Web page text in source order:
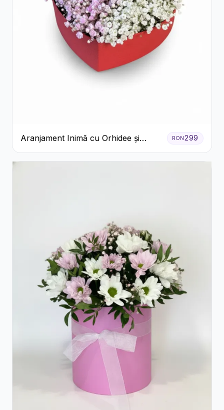
Aranjament Inimă cu Orhidee și
Floarea Miresei
RON299